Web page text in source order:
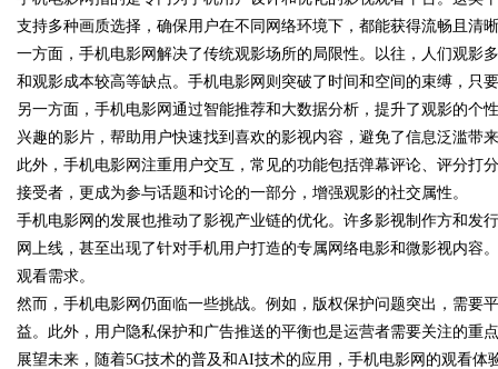
uz
!
支持多种画质选择，确保用户在不同网络环境下，都能获得流畅且清
一方面，手机电影网解决了传统观影场所的局限性。以往，人们观影
和观影成本较高等缺点。手机电影网则突破了时间和空间的束缚，只
另一方面，手机电影网通过智能推荐和大数据分析，提升了观影的个
兴趣的影片，帮助用户快速找到喜欢的影视内容，避免了信息泛滥带
此外，手机电影网注重用户交互，常见的功能包括弹幕评论、评分打
接受者，更成为参与话题和讨论的一部分，增强观影的社交属性。
手机电影网的发展也推动了影视产业链的优化。许多影视制作方和发
网上线，甚至出现了针对手机用户打造的专属网络电影和微影视内容
观看需求。
然而，手机电影网仍面临一些挑战。例如，版权保护问题突出，需要
益。此外，用户隐私保护和广告推送的平衡也是运营者需要关注的重
展望未来，随着5G技术的普及和AI技术的应用，手机电影网的观看